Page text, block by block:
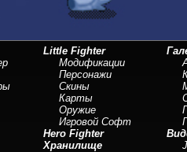
Little Fighter
Модификации
Персонажи
Скины
Карты
Оружие
Игровой Софт
Hero Fighter
Хранилище